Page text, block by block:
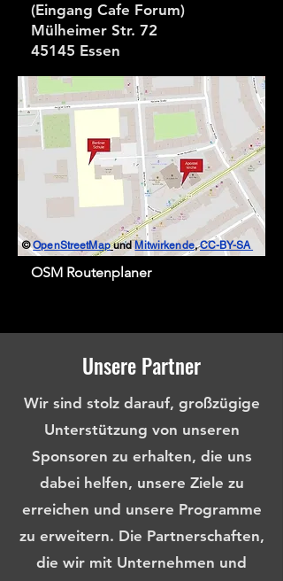
(Eingang Cafe Forum)
Mülheimer Str. 72
45145 Essen​
©OpenStreetMap undMitwirkende,CC-BY-SA
OSM Routenplaner
Unsere Partner
Wir sind stolz darauf, großzügige
Unterstützung von unseren
Sponsoren zu erhalten, die uns
dabei helfen, unsere Ziele zu
erreichen und unsere Programme
zu erweitern. Die Partnerschaften,
die wir mit Unternehmen und